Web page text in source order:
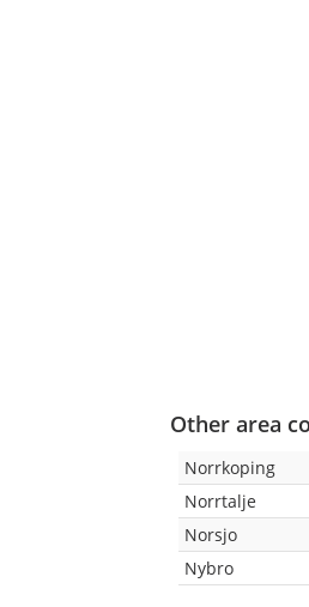
Other area
Norrkoping
Norrtalje
Norsjo
Nybro